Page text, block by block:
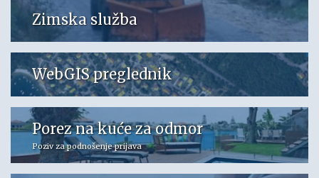
Zimska služba
WebGIS preglednik
Porez na kuće za odmor
Poziv za podnošenje prijava